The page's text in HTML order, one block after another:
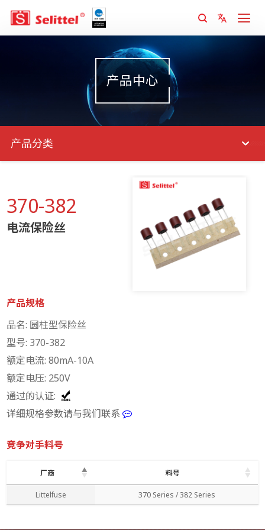
产品中心
产品分类
370-382
电流保险丝
产品规格
品名: 圆柱型保险丝
型号: 370-382
额定电流: 80mA-10A
额定电压: 250V
通过的认证:
详细规格参数请与我们联系
竞争对手料号
厂商
料号
厂商
料号
Littelfuse 370 Series / 382 Series